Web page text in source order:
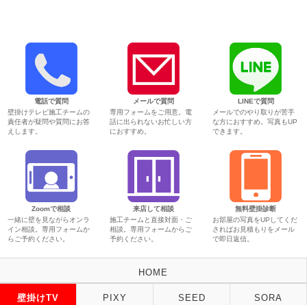
電話で質問
壁掛けテレビ施工チームの
責任者が疑問や質問にお答
えします。
メールで質問
専用フォームをご用意。電
話に出られないお忙しい方
におすすめ。
LINEで質問
メールでのやり取りが苦手
な方におすすめ。写真もUP
できます。
Zoomで相談
一緒に壁を見ながらオンラ
イン相談。専用フォームか
らご予約ください。
来店して相談
施工チームと直接対面・ご
相談。専用フォームからご
予約ください。
無料壁掛診断
お部屋の写真をUPしてくだ
さればお見積もりをメール
で即日返信。
HOME
壁掛けTV PIXY SEED SORA